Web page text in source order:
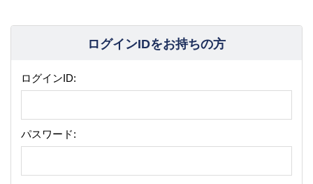
ログインIDをお持ちの方
ログインID:
パスワード: